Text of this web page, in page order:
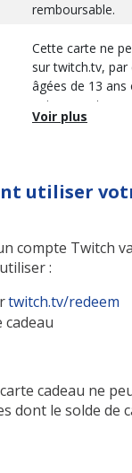
remboursable.
Cette carte ne
sur twitch.tv, par
âgées de 13 ans
uniquement
services
remboursée,
carte ne peut
acheter d'autres
Cette carte
sous-jacente
carte n'est pas
Traitez cette
utiliser
compte Twitch
:
twitch.tv/redeem
cadeau
cadeau ne
dont le solde de